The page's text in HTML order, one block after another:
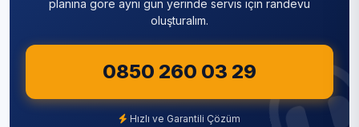
Şişli
planına göre aynı gün yerinde servis için randevu
oluşturalım.
0850 260 03 29
Hızlı ve Garantili Çözüm